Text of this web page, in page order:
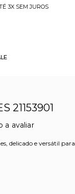
3X SEM JUROS
21153901
a avaliar
delicado e versátil